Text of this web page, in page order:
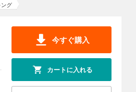
グ
今すぐ購入
カートに入れる